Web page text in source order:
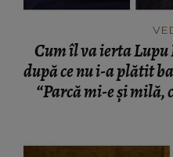
Cum îl va ierta Lupu
după ce nu i-a plătit
“Parcă mi-e și milă,